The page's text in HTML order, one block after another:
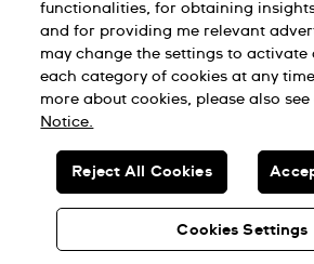
隱私權政策
使用者條款
瑞士製造
functionalities, for obtaining
and for providing me relevant
may change the settings to activate
each category of cookies at any
more about cookies, please also see
Notice.
Cookies Settings
Reject All Cookies